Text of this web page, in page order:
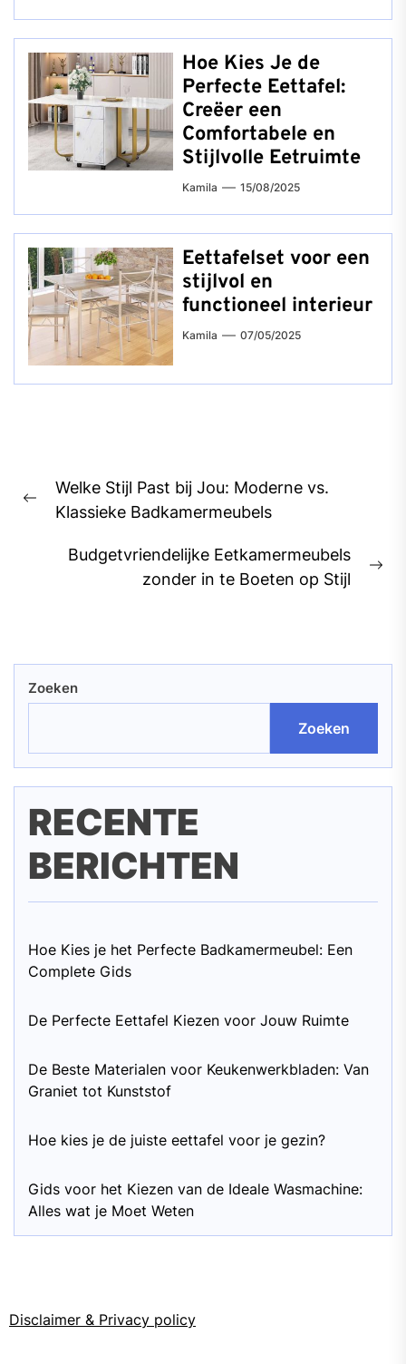
Hoe Kies Je de
Perfecte Eettafel:
Creëer een
Comfortabele en
Stijlvolle Eetruimte
Kamila 15/08/2025
Eettafelset voor een
stijlvol en
functioneel interieur
Kamila 07/05/2025
navigatie
Previous
Welke Stijl Past bij Jou: Moderne vs.
Klassieke Badkamermeubels
Budgetvriendelijke Eetkamermeubels
zonder in te Boeten op Stijl
Zoeken
Zoeken
RECENTE
BERICHTEN
Hoe Kies je het Perfecte Badkamermeubel: Een
Complete Gids
De Perfecte Eettafel Kiezen voor Jouw Ruimte
De Beste Materialen voor Keukenwerkbladen: Van
Graniet tot Kunststof
Hoe kies je de juiste eettafel voor je gezin?
Gids voor het Kiezen van de Ideale Wasmachine:
Alles wat je Moet Weten
Disclaimer & Privacy policy